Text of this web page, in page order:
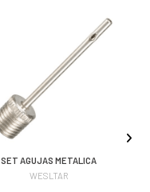
SET AGUJAS METALICA
WESLTAR